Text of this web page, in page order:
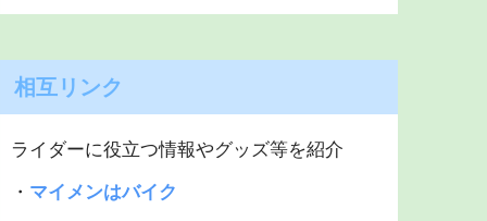
相互リンク
ライダーに役立つ情報やグッズ等を紹介
・ マイメンはバイク